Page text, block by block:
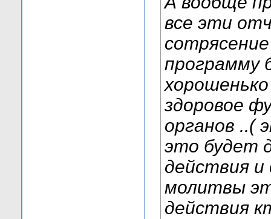
все эти
программу
здоровое
органов ..(
это будет
действия и
молитвы
действия